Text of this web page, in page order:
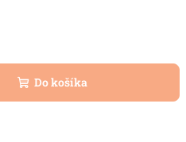
Do košíka